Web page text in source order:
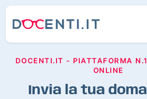
DOCENTI.IT - PIATTAFORMA
ONLINE
Invia la tua